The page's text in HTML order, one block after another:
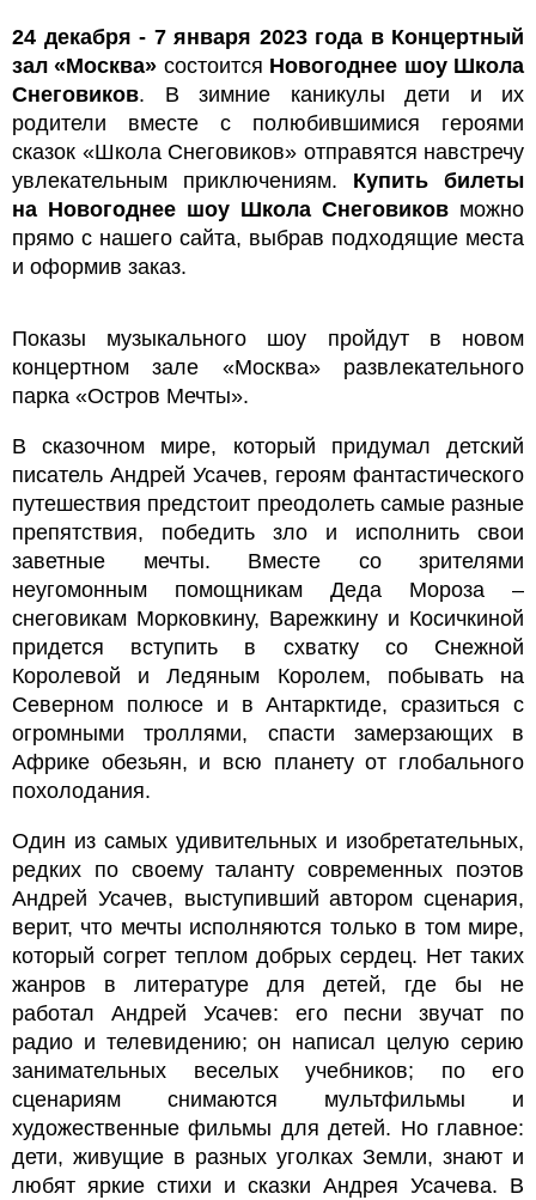
24 декабря - 7 января 2023 года в Концертный
зал «Москва» состоится Новогоднее шоу Школа
Снеговиков. В зимние каникулы дети и их
родители вместе с полюбившимися героями
сказок «Школа Снеговиков» отправятся навстречу
увлекательным приключениям. Купить билеты
на Новогоднее шоу Школа Снеговиков можно
прямо с нашего сайта, выбрав подходящие места
и оформив заказ.
Показы музыкального шоу пройдут в новом
концертном зале «Москва» развлекательного
парка «Остров Мечты».
В сказочном мире, который придумал детский
писатель Андрей Усачев, героям фантастического
путешествия предстоит преодолеть самые разные
препятствия, победить зло и исполнить свои
заветные мечты. Вместе со зрителями
неугомонным помощникам Деда Мороза –
снеговикам Морковкину, Варежкину и Косичкиной
придется вступить в схватку со Снежной
Королевой и Ледяным Королем, побывать на
Северном полюсе и в Антарктиде, сразиться с
огромными троллями, спасти замерзающих в
Африке обезьян, и всю планету от глобального
похолодания.
Один из самых удивительных и изобретательных,
редких по своему таланту современных поэтов
Андрей Усачев, выступивший автором сценария,
верит, что мечты исполняются только в том мире,
который согрет теплом добрых сердец. Нет таких
жанров в литературе для детей, где бы не
работал Андрей Усачев: его песни звучат по
радио и телевидению; он написал целую серию
занимательных веселых учебников; по его
сценариям снимаются мультфильмы и
художественные фильмы для детей. Но главное:
дети, живущие в разных уголках Земли, знают и
любят яркие стихи и сказки Андрея Усачева. В